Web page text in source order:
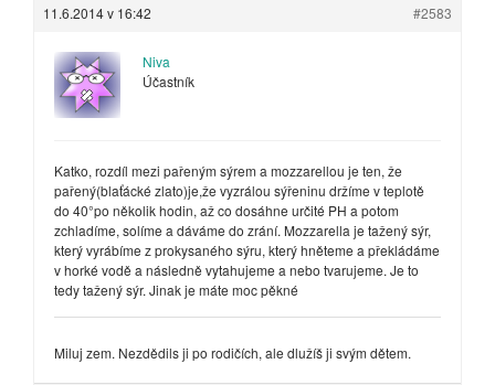
11.6.2014 v 16:42 #2583
Niva
Účastník
Katko, rozdíl mezi pařeným sýrem a mozzarellou je ten, že
pařený(blaťácké zlato)je,že vyzrálou sýřeninu držíme v teplotě
do 40°po několik hodin, až co dosáhne určité PH a potom
zchladíme, solíme a dáváme do zrání. Mozzarella je tažený sýr,
který vyrábíme z prokysaného sýru, který hněteme a překládáme
v horké vodě a následně vytahujeme a nebo tvarujeme. Je to
tedy tažený sýr. Jinak je máte moc pěkné
Miluj zem. Nezdědils ji po rodičích, ale dlužíš ji svým dětem.